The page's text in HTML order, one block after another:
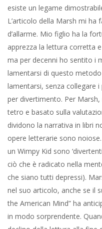
esiste un legame
L’articolo della Marsh mi
d’allarme. Mio figlio ha la
apprezza la lettura corretta
ma per decenni ho sentito i
lamentarsi di questo
lamentarsi, senza collegare
per divertimento. Per
tetro e basato sulla
dividono la narrativa in libri
opere letterarie sono
un Wimpy Kid sono
ciò che è radicato nella
che siano tutti depressi).
nel suo articolo, anche se il
the American Mind” ha
in modo sorprendente.